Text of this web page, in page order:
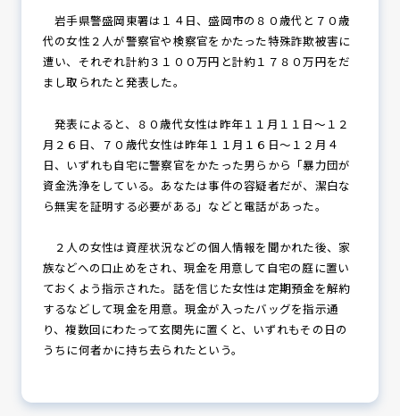
防犯セミナー
防犯協力会について
岩手県警盛岡東署は１４日、盛岡市の８０歳代と７０歳
代の女性２人が警察官や検察官をかたった特殊詐欺被害に
遭い、それぞれ計約３１００万円と計約１７８０万円をだ
まし取られたと発表した。
発表によると、８０歳代女性は昨年１１月１１日～１２
月２６日、７０歳代女性は昨年１１月１６日～１２月４
日、いずれも自宅に警察官をかたった男らから「暴力団が
資金洗浄をしている。あなたは事件の容疑者だが、潔白な
ら無実を証明する必要がある」などと電話があった。
２人の女性は資産状況などの個人情報を聞かれた後、家
族などへの口止めをされ、現金を用意して自宅の庭に置い
ておくよう指示された。話を信じた女性は定期預金を解約
するなどして現金を用意。現金が入ったバッグを指示通
り、複数回にわたって玄関先に置くと、いずれもその日の
うちに何者かに持ち去られたという。